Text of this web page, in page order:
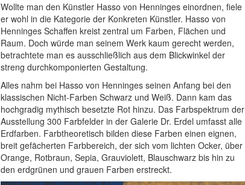
Wollte man den Künstler Hasso von Henninges einordnen, fiele
er wohl in die Kategorie der Konkreten Künstler. Hasso von
Henninges Schaffen kreist zentral um Farben, Flächen und
Raum. Doch würde man seinem Werk kaum gerecht werden,
betrachtete man es ausschließlich aus dem Blickwinkel der
streng durchkomponierten Gestaltung.
Alles nahm bei Hasso von Henninges seinen Anfang bei den
klassischen Nicht-Farben Schwarz und Weiß. Dann kam das
hochgradig mythisch besetzte Rot hinzu. Das Farbspektrum der
Ausstellung 300 Farbfelder in der Galerie Dr. Erdel umfasst alle
Erdfarben. Farbtheoretisch bilden diese Farben einen eignen,
breit gefächerten Farbbereich, der sich vom lichten Ocker, über
Orange, Rotbraun, Sepia, Grauviolett, Blauschwarz bis hin zu
den erdgrünen und grauen Farben erstreckt.